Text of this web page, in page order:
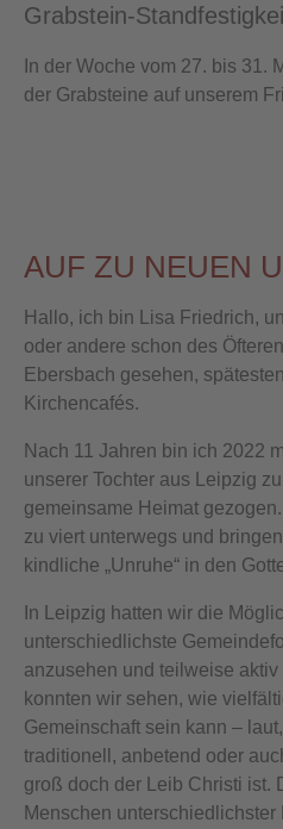
Grabstein-
In der Woche vom 27. bis 31.
der Grabsteine auf unserem
AUF ZU NEUEN
Hallo, ich bin Lisa Friedrich,
oder andere schon des
Ebersbach gesehen,
Kirchencafés.
Nach 11 Jahren bin ich 2022
unserer Tochter aus Leipzig
gemeinsame Heimat
zu viert unterwegs und
kindliche „Unruhe“ in den
In Leipzig hatten wir die
unterschiedlichste
anzusehen und teilweise
konnten wir sehen, wie
Gemeinschaft sein kann –
traditionell, anbetend oder
groß doch der Leib Christi ist.
Menschen unterschiedlichster